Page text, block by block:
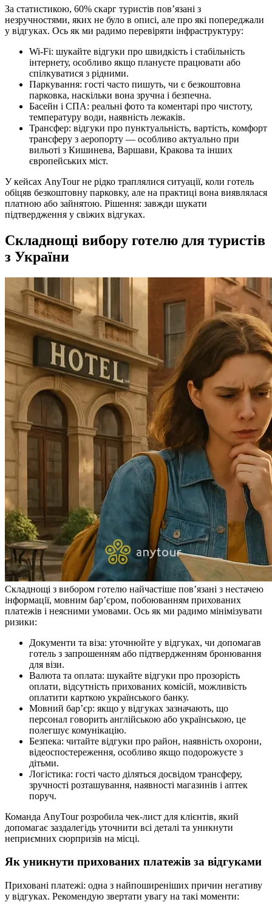
За статистикою, 60% скарг туристів пов’язані з
незручностями, яких не було в описі, але про які попереджали
у відгуках. Ось як ми радимо перевіряти інфраструктуру:
Wi-Fi: шукайте відгуки про швидкість і стабільність
інтернету, особливо якщо плануєте працювати або
спілкуватися з рідними.
Паркування: гості часто пишуть, чи є безкоштовна
парковка, наскільки вона зручна і безпечна.
Басейн і СПА: реальні фото та коментарі про чистоту,
температуру води, наявність лежаків.
Трансфер: відгуки про пунктуальність, вартість, комфорт
трансферу з аеропорту — особливо актуально при
вильоті з Кишинева, Варшави, Кракова та інших
європейських міст.
У кейсах AnyTour не рідко траплялися ситуації, коли готель
обіцяв безкоштовну парковку, але на практиці вона виявлялася
платною або зайнятою. Рішення: завжди шукати
підтвердження у свіжих відгуках.
Складнощі вибору готелю для туристів
з України
Складнощі з вибором готелю найчастіше пов’язані з нестачею
інформації, мовним бар’єром, побоюванням прихованих
платежів і неясними умовами. Ось як ми радимо мінімізувати
ризики:
Документи та віза: уточнюйте у відгуках, чи допомагав
готель з запрошенням або підтвердженням бронювання
для візи.
Валюта та оплата: шукайте відгуки про прозорість
оплати, відсутність прихованих комісій, можливість
оплатити карткою українського банку.
Мовний бар’єр: якщо у відгуках зазначають, що
персонал говорить англійською або українською, це
полегшує комунікацію.
Безпека: читайте відгуки про район, наявність охорони,
відеоспостереження, особливо якщо подорожуєте з
дітьми.
Логістика: гості часто діляться досвідом трансферу,
зручності розташування, наявності магазинів і аптек
поруч.
Команда AnyTour розробила чек-лист для клієнтів, який
допомагає заздалегідь уточнити всі деталі та уникнути
неприємних сюрпризів на місці.
Як уникнути прихованих платежів за відгуками
Приховані платежі: одна з найпоширеніших причин негативу
у відгуках. Рекомендую звертати увагу на такі моменти: